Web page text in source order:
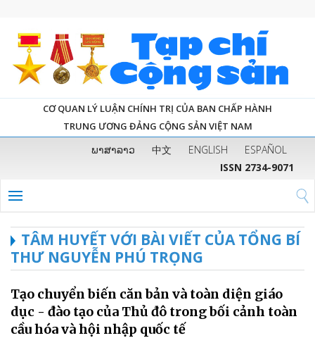
CƠ QUAN LÝ LUẬN CHÍNH TRỊ CỦA BAN CHẤP HÀNH
TRUNG ƯƠNG ĐẢNG CỘNG SẢN VIỆT NAM
ພາສາລາວ 中文 ENGLISH
ESPAÑOL
ISSN 2734-9071
TÂM HUYẾT VỚI BÀI VIẾT CỦA TỔNG BÍ
THƯ NGUYỄN PHÚ TRỌNG
Tạo chuyển biến căn bản và toàn diện giáo
dục - đào tạo của Thủ đô trong bối cảnh toàn
cầu hóa và hội nhập quốc tế